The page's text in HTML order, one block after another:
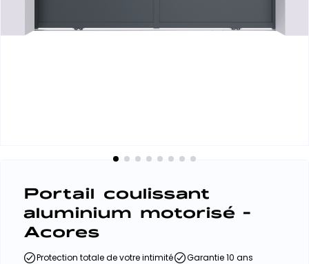
Portail coulissant
aluminium motorisé -
Acores
Protection totale de votre intimité
Garantie 10 ans